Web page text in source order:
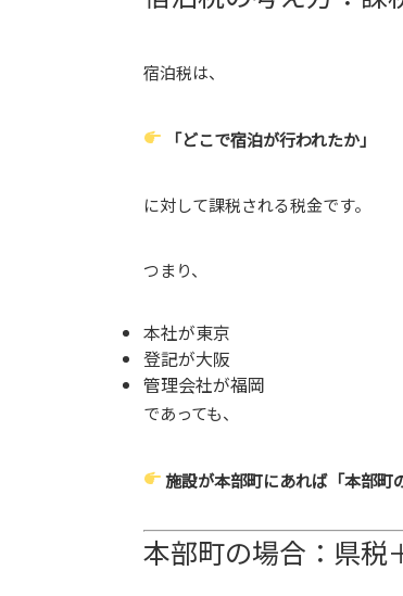
宿泊税は、
「どこで宿泊が行われたか」
に対して課税される税金です。
つまり、
本社が東京
登記が大阪
管理会社が福岡
であっても、
施設が本部町にあれば「本部町
本部町の場合：県税